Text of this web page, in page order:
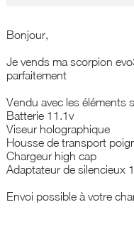
Bonjour,
Je vends ma scorpion
parfaitement
Vendu avec les éléments
Batterie 11.1v
Viseur holographique
Housse de transport
Chargeur high cap
Adaptateur de silencieux
Envoi possible à votre